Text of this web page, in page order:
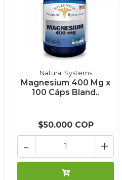
Natural Systems
Magnesium 400 Mg x
100 Cáps Bland..
$50.000 COP
+
-